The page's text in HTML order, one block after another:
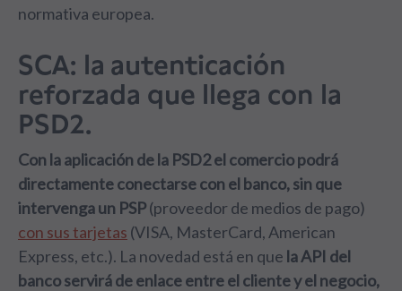
normativa europea.
SCA: la autenticación
reforzada que llega con la
PSD2.
Con la aplicación de la PSD2 el comercio podrá
directamente conectarse con el banco, sin que
intervenga un PSP(proveedor de medios de pago)
con sus tarjetas (VISA, MasterCard, American
Express, etc.). La novedad está en que la API del
banco servirá de enlace entre el cliente y el negocio,